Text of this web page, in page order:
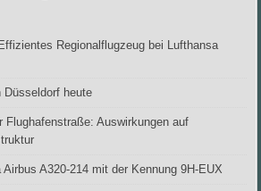
Regionalflugzeug bei Lufthansa
Düsseldorf heute
Flughafenstraße: Auswirkungen auf
A320-214 mit der Kennung 9H-EUX